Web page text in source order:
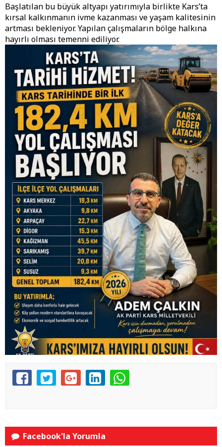
Başlatılan bu büyük altyapı yatırımıyla birlikte Kars’ta
kırsal kalkınmanın ivme kazanması ve yaşam kalitesinin
artması bekleniyor. Yapılan çalışmaların bölge halkına
hayırlı olması temenni ediliyor.
Facebook'la Yorumla